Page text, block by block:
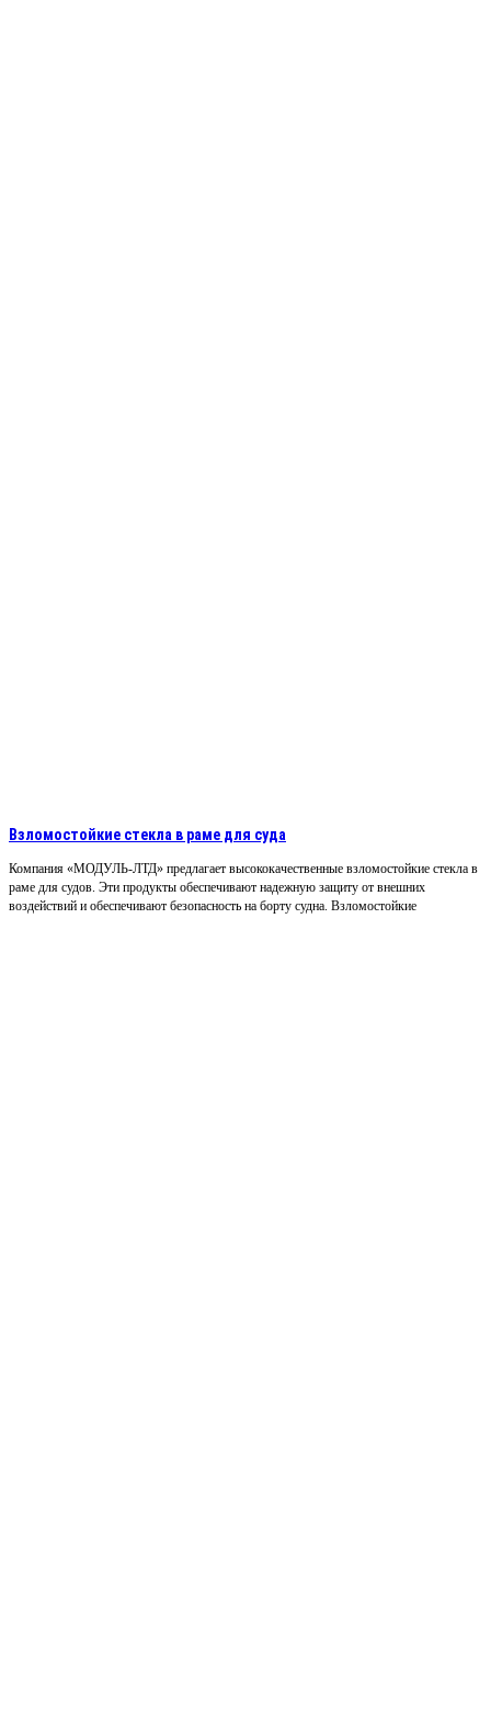
Взломостойкие стекла в раме для суда
Компания «МОДУЛЬ-ЛТД» предлагает высококачественные взломостойкие стекла в
раме для судов. Эти продукты обеспечивают надежную защиту от внешних
воздействий и обеспечивают безопасность на борту судна. Взломостойкие